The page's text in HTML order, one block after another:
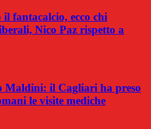
fantacalcio, ecco chi
Nico Paz rispetto a
Maldini: il Cagliari ha preso
le visite mediche